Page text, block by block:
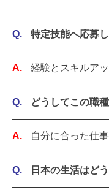
特定技能へ応募
経験とスキルア
どうしてこの職
自分に合った仕
日本の生活はど